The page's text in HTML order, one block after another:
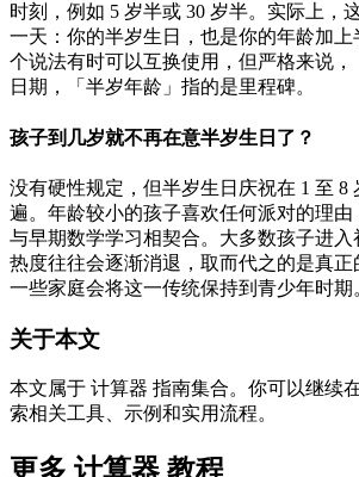
时刻，例如 5 岁半或 30 岁半。实际上，
一天：你的半岁生日，也是你的年龄加上
个说法有时可以互换使用，但严格来说
日期，「半岁年龄」指的是里程碑。
孩子到几岁就不再在意半岁生日了？
没有硬性规定，但半岁生日庆祝在 1 至 8
遍。年龄较小的孩子喜欢任何派对的理
与早期数学学习相契合。大多数孩子进
热度往往会逐渐消退，取而代之的是真
一些家庭会将这一传统保持到青少年时期
关于本文
本文属于 计算器 指南集合。你可以继续在
索相关工具、示例和实用流程。
更多 计算器 教程